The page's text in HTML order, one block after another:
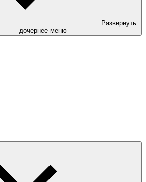
Развернуть
дочернее меню